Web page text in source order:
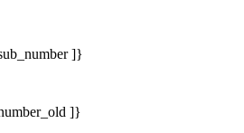
]}
]}